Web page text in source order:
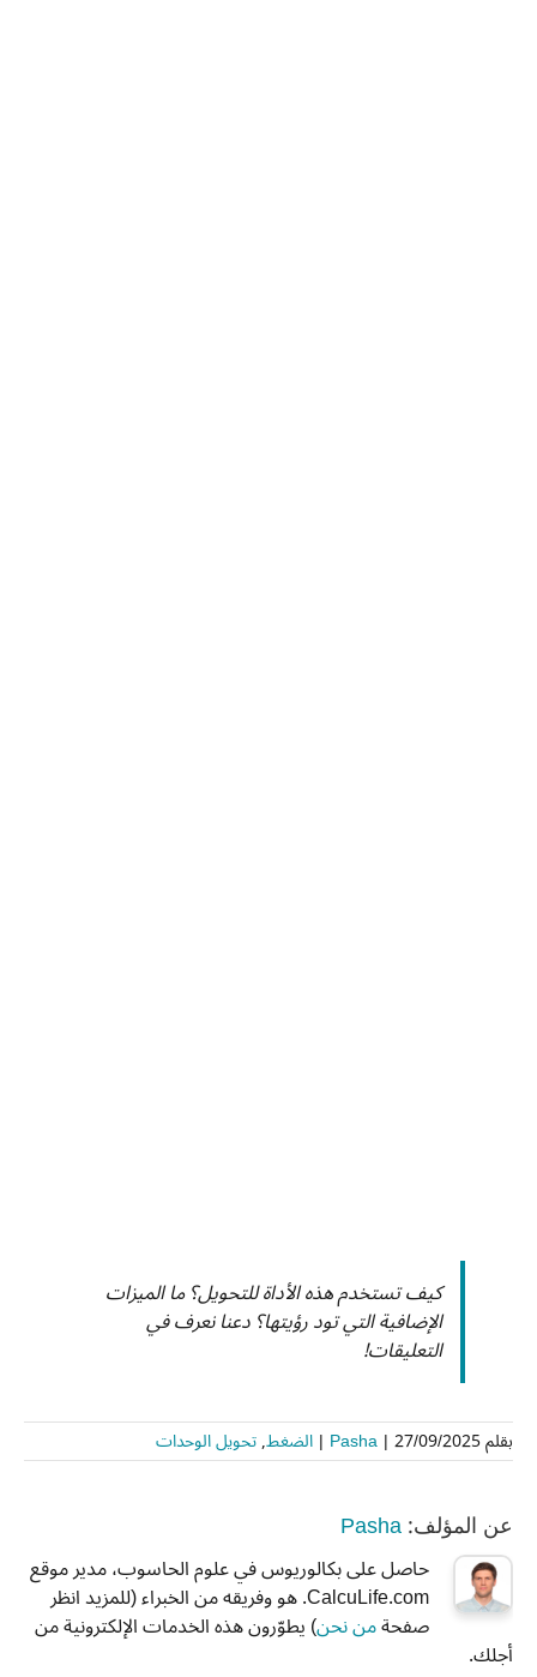
كيف تستخدم هذه الأداة للتحويل؟ ما الميزات
الإضافية التي تود رؤيتها؟ دعنا نعرف في
التعليقات!
بقلم Pasha | 27/09/2025
| الضغط,تحويل الوحدات
عن المؤلف: Pasha
حاصل على بكالوريوس في علوم الحاسوب، مدير موقع
CalcuLife.com. هو وفريقه من الخبراء (للمزيد انظر
صفحةمن نحن) يطوّرون هذه الخدمات الإلكترونية من
أجلك.